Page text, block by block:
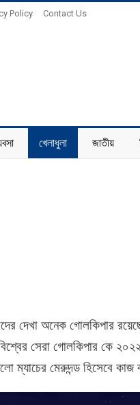
Policy Contact Us
খেলাধুলা জাতীয়
দেখা অনেক গোলকিপার
সেরা গোলকিপার কে
ম্যাচের মেরুদন্ড হিসেবে কাজ